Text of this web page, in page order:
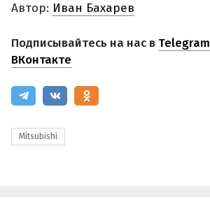
Автор: Иван Бахарев
Подписывайтесь на нас в Telegram
ВКонтакте
Mitsubishi